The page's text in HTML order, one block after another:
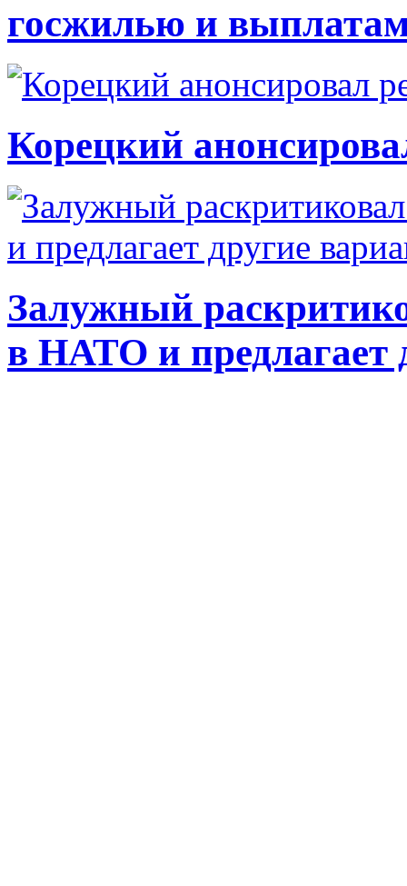
госжилью и
Корецкий
Залужный
в НАТО и предлагает